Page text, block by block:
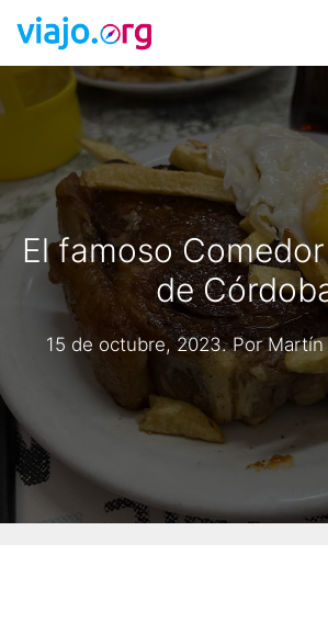
Saltar
contenido
El famoso
de
15 de octubre, 2023. PorMartín